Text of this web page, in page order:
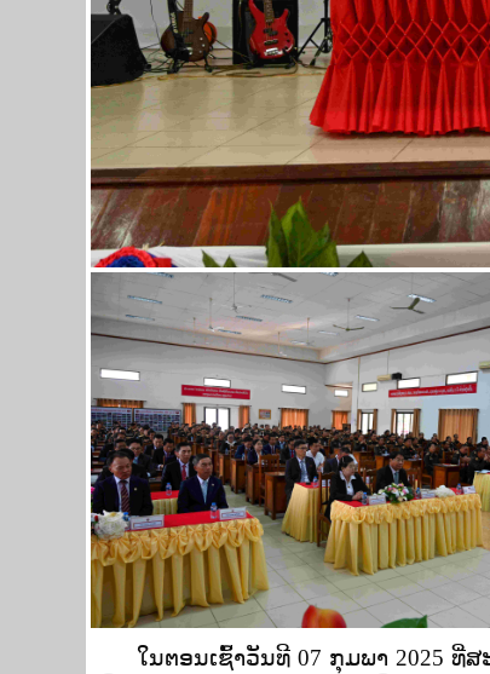
ໃນຕອນເຊົ້າວັນທີ 07 ກຸມພາ 2025 ທີ່ສ